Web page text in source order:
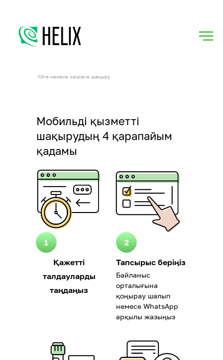
Үйге немесе кеңсеге шақыру
Мобильді қызметті
шақырудың 4 қарапайым
қадамы
Қажетті
талдауларды
таңдаңыз
Байланыс
орталығына
қоңырау шалып
немесе WhatsApp
арқылы жазыңыз
Тапсырыс беріңіз